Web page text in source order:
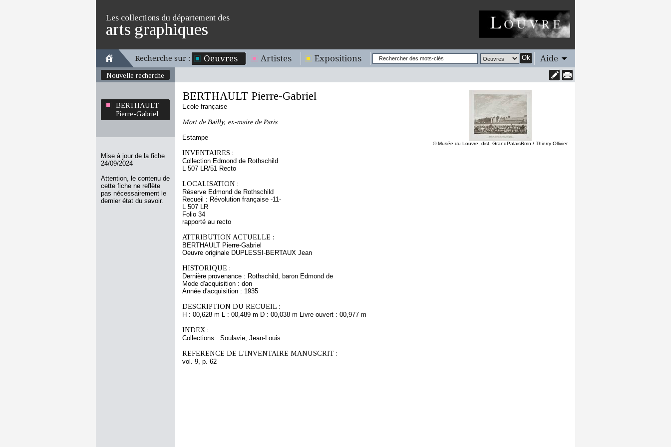
Les collections du département des
arts graphiques
Recherche sur : Oeuvres Artistes Expositions Ok Aide
Nouvelle recherche
BERTHAULT
Pierre-Gabriel
Mise à jour de la fiche
24/09/2024
Attention, le contenu de
cette fiche ne reflète
pas nécessairement le
dernier état du savoir.
© Musée du Louvre, dist. GrandPalaisRmn / Thierry Ollivier
BERTHAULT Pierre-Gabriel
Ecole française
Mort de Bailly, ex-maire de Paris
Estampe
INVENTAIRES :
Collection Edmond de Rothschild
L 507 LR/51 Recto
LOCALISATION :
Réserve Edmond de Rothschild
Recueil : Révolution française -11-
L 507 LR
Folio 34
rapporté au recto
ATTRIBUTION ACTUELLE :
BERTHAULT Pierre-Gabriel
Oeuvre originale DUPLESSI-BERTAUX Jean
HISTORIQUE :
Dernière provenance : Rothschild, baron Edmond de
Mode d'acquisition : don
Année d'acquisition : 1935
DESCRIPTION DU RECUEIL :
H : 00,628 m L : 00,489 m D : 00,038 m Livre ouvert : 00,977 m
INDEX :
Collections : Soulavie, Jean-Louis
REFERENCE DE L'INVENTAIRE MANUSCRIT :
vol. 9, p. 62